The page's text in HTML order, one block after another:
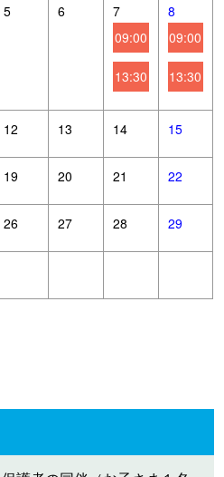
5 6
7
09:00
13:30
8
09:00
13:30
12 13 14 15
19 20 21 22
26 27 28 29